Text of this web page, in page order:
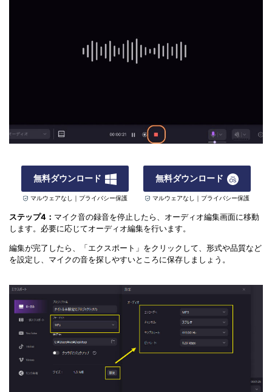
無料ダウンロード
マルウェアなし｜プライバシー保護
無料ダウンロード
マルウェアなし｜プライバシー保護
ステップ4： マイク音の録音を停止したら、オーディオ編集画面に移動
します。必要に応じてオーディオ編集を行います。
編集が完了したら、「エクスポート」をクリックして、形式や品質など
を設定し、マイクの音を探しやすいところに保存しましょう。